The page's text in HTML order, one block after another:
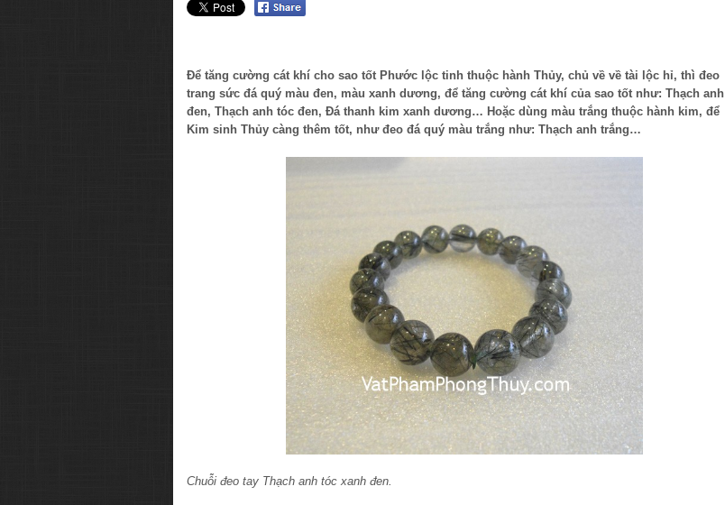
Để tăng cường cát khí cho sao tốt Phước lộc tinh thuộc hành Thủy, chủ về về tài lộc hỉ, thì đeo
trang sức đá quý màu đen, màu xanh dương, để tăng cường cát khí của sao tốt như: Thạch anh
đen, Thạch anh tóc đen, Đá thanh kim xanh dương… Hoặc dùng màu trắng thuộc hành kim, để
Kim sinh Thủy càng thêm tốt, như đeo đá quý màu trắng như: Thạch anh trắng…
Chuỗi đeo tay Thạch anh tóc xanh đen.